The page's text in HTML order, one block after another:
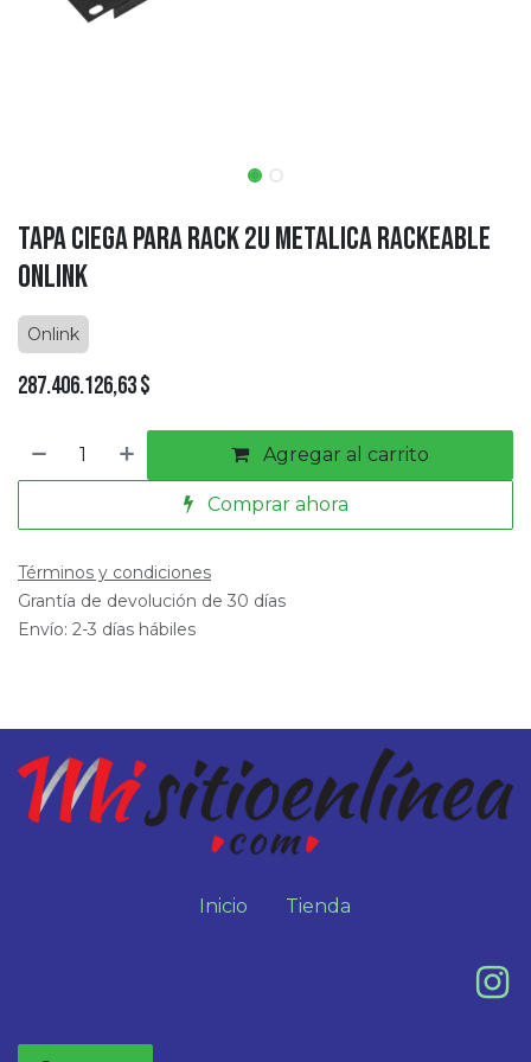
Tapa Ciega Para Rack 2U Metalica Rackeable
Onlink
Onlink
287.406.126,63$
Agregar al carrito
Comprar ahora
Términos y condiciones
Grantía de devolución de 30 días
Envío: 2-3 días hábiles
Inicio Tienda